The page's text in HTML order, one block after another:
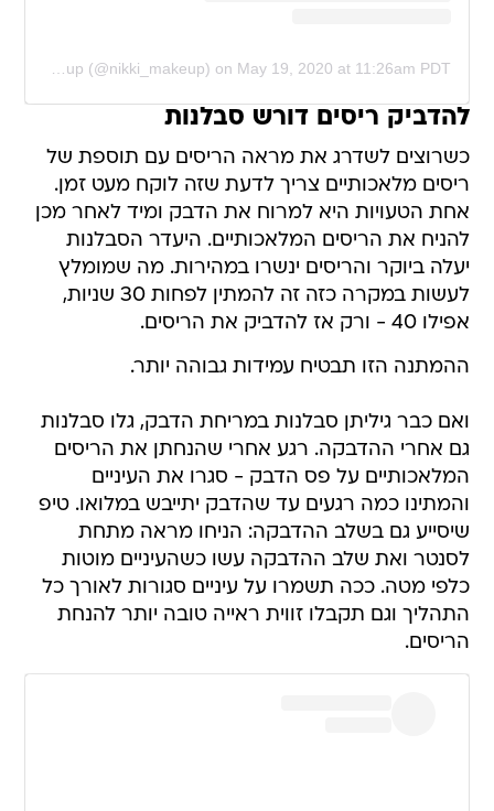
on May 19, 2020 at 11:26am PDT
להדביק ריסים דורש סבלנות
כשרוצים לשדרג את מראה הריסים עם תוספת של
ריסים מלאכותיים צריך לדעת שזה לוקח מעט זמן.
אחת הטעויות היא למרוח את הדבק ומיד לאחר מכן
להניח את הריסים המלאכותיים. היעדר הסבלנות
יעלה ביוקר והריסים ינשרו במהירות. מה שמומלץ
לעשות במקרה כזה זה להמתין לפחות 30 שניות,
אפילו 40 - ורק אז להדביק את הריסים.
ההמתנה הזו תבטיח עמידות גבוהה יותר.
ואם כבר גיליתן סבלנות במריחת הדבק, גלו סבלנות
גם אחרי ההדבקה. רגע אחרי שהנחתן את הריסים
המלאכותיים על פס הדבק - סגרו את העיניים
והמתינו כמה רגעים עד שהדבק יתייבש במלואו. טיפ
שיסייע גם בשלב ההדבקה: הניחו מראה מתחת
לסנטר ואת שלב ההדבקה עשו כשהעיניים מוטות
כלפי מטה. ככה תשמרו על עיניים סגורות לאורך כל
התהליך וגם תקבלו זווית ראייה טובה יותר להנחת
הריסים.